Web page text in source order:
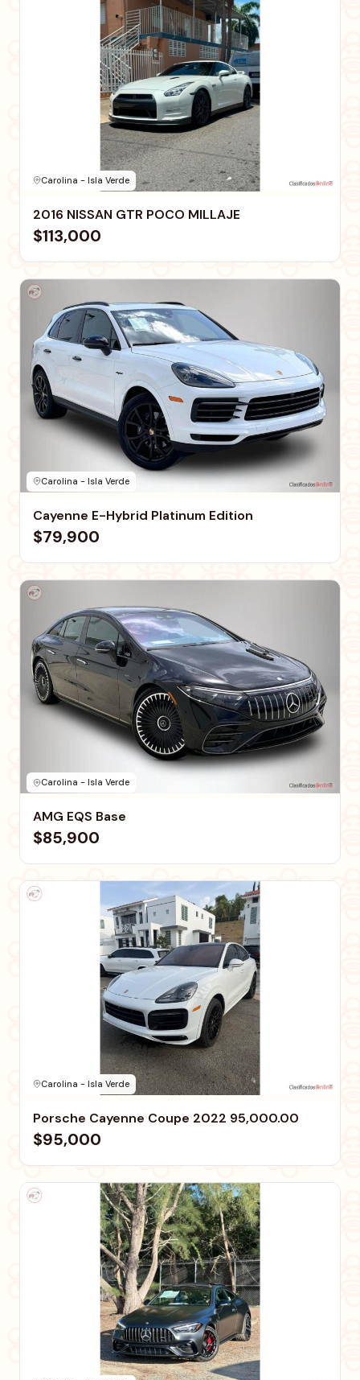
Carolina - Isla Verde
2016 NISSAN GTR POCO MILLAJE
$113,000
Carolina - Isla Verde
Cayenne E-Hybrid Platinum Edition
$79,900
Carolina - Isla Verde
AMG EQS Base
$85,900
Carolina - Isla Verde
Porsche Cayenne Coupe 2022 95,000.00
$95,000